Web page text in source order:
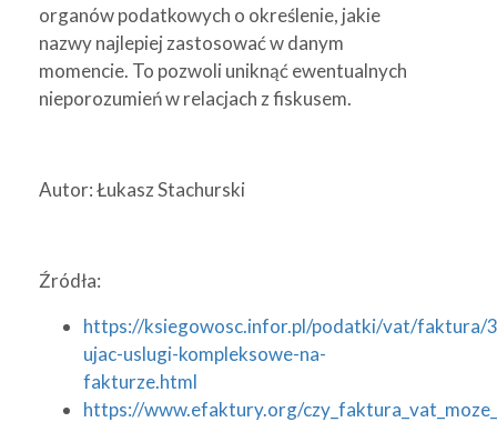
organów podatkowych o określenie, jakie
nazwy najlepiej zastosować w danym
momencie. To pozwoli uniknąć ewentualnych
nieporozumień w relacjach z fiskusem.
Autor: Łukasz Stachurski
Źródła:
https://ksiegowosc.infor.pl/podatki/vat/faktura/
ujac-uslugi-kompleksowe-na-
fakturze.html
https://www.efaktury.org/